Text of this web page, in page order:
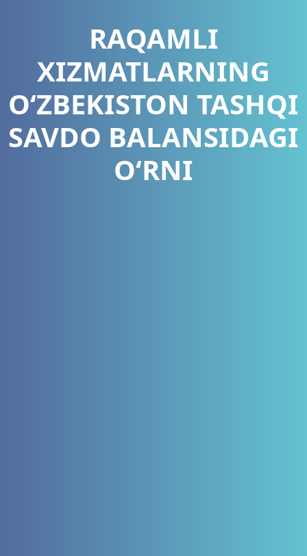
RAQAMLI
XIZMATLARNING
O‘ZBEKISTON TASHQI
SAVDO BALANSIDAGI
O‘RNI